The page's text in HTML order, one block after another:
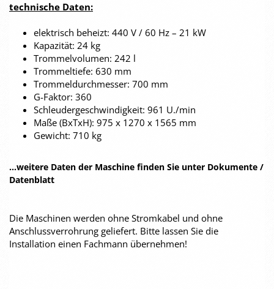
technische Daten:
elektrisch beheizt: 440 V / 60 Hz – 21 kW
Kapazität: 24 kg
Trommelvolumen: 242 l
Trommeltiefe: 630 mm
Trommeldurchmesser: 700 mm
G-Faktor: 360
Schleudergeschwindigkeit: 961 U./min
Maße (BxTxH): 975 x 1270 x 1565 mm
Gewicht: 710 kg
...weitere Daten der Maschine finden Sie unter Dokumente /
Datenblatt
Die Maschinen werden ohne Stromkabel und ohne
Anschlussverrohrung geliefert. Bitte lassen Sie die
Installation einen Fachmann übernehmen!